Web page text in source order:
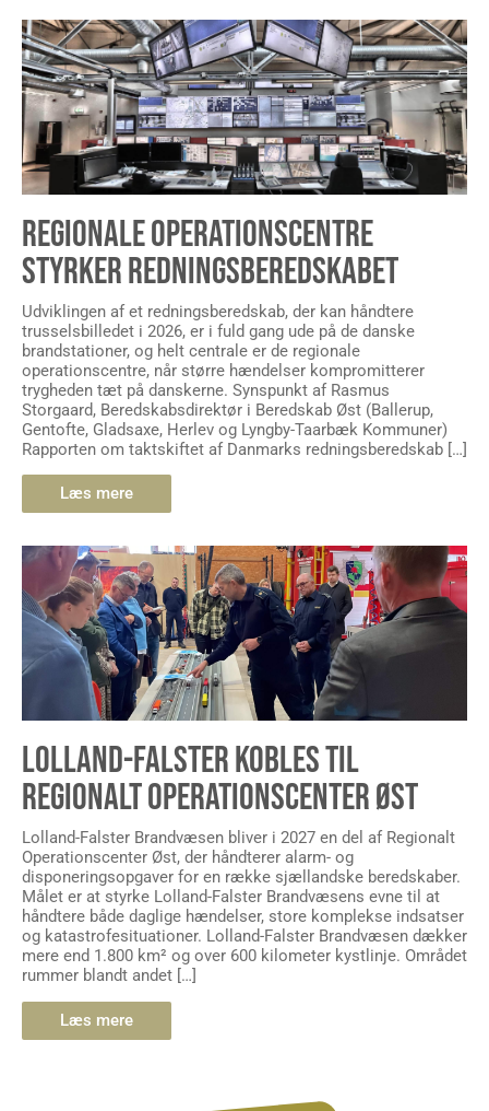
REGIONALE OPERATIONSCENTRE
STYRKER REDNINGSBEREDSKABET
Udviklingen af et redningsberedskab, der kan håndtere
trusselsbilledet i 2026, er i fuld gang ude på de danske
brandstationer, og helt centrale er de regionale
operationscentre, når større hændelser kompromitterer
trygheden tæt på danskerne. Synspunkt af Rasmus
Storgaard, Beredskabsdirektør i Beredskab Øst (Ballerup,
Gentofte, Gladsaxe, Herlev og Lyngby-Taarbæk Kommuner)
Rapporten om taktskiftet af Danmarks redningsberedskab […]
Læs mere
LOLLAND-FALSTER KOBLES TIL
REGIONALT OPERATIONSCENTER ØST
Lolland-Falster Brandvæsen bliver i 2027 en del af Regionalt
Operationscenter Øst, der håndterer alarm- og
disponeringsopgaver for en række sjællandske beredskaber.
Målet er at styrke Lolland-Falster Brandvæsens evne til at
håndtere både daglige hændelser, store komplekse indsatser
og katastrofesituationer. Lolland-Falster Brandvæsen dækker
mere end 1.800 km² og over 600 kilometer kystlinje. Området
rummer blandt andet […]
Læs mere